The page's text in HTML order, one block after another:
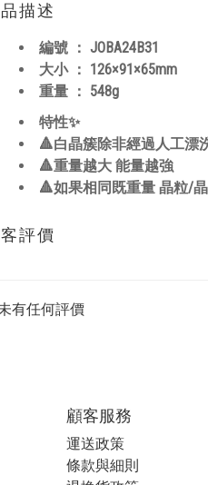
描述
編號 ： JOBA24B31
大小 ： 126×91×65mm
重量 ： 548g
特性✨
🔺白晶簇除非經過人工漂
🔺重量越大 能量越強
🔺如果相同既重量 晶粒/
評價
有任何評價
顧客服務
運送政策
條款與細則